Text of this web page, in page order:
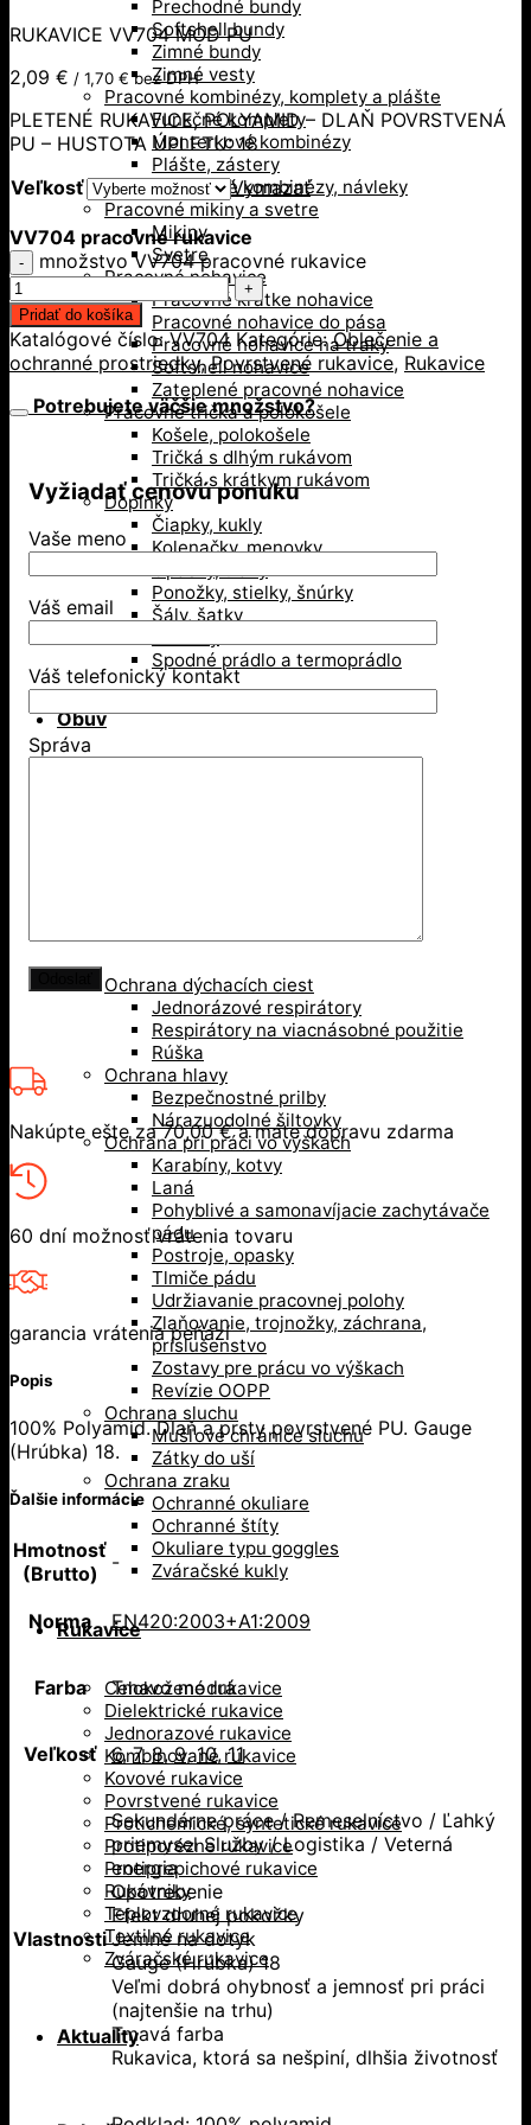
Prechodné bundy
Softshell bundy
Zimné bundy
Zimné vesty
Pracovné kombinézy, komplety a plášte
Funkčné komplety
Monterkové kombinézy
Plášte, zástery
Technické kombinézy, návleky
Pracovné mikiny a svetre
Mikiny
Svetre
Pracovné nohavice
Pracovné krátke nohavice
Pracovné nohavice do pása
Pracovné nohavice na traky
Softshell nohavice
Zateplené pracovné nohavice
Pracovné tričká a polokošele
Košele, polokošele
Tričká s dlhým rukávom
Tričká s krátkym rukávom
Doplnky
Čiapky, kukly
Kolenačky, menovky
Opasky, traky
Ponožky, stielky, šnúrky
Šály, šatky
Spodné prádlo a termoprádlo
Obuv
Ochrana dýchacích ciest
Jednorázové respirátory
Respirátory na viacnásobné použitie
Rúška
Ochrana hlavy
Bezpečnostné prilby
Nárazuodolné šiltovky
Ochrana pri práci vo výškach
Karabíny, kotvy
Laná
Pohyblivé a samonavíjacie zachytávače
pádu
Postroje, opasky
Tlmiče pádu
Udržiavanie pracovnej polohy
Zlaňovanie, trojnožky, záchrana,
príslušenstvo
Zostavy pre prácu vo výškach
Revízie OOPP
Ochrana sluchu
Mušľové chrániče sluchu
Zátky do uší
Ochrana zraku
Ochranné okuliare
Ochranné štíty
Okuliare typu goggles
Zváračské kukly
Rukavice
Celokožené rukavice
Dielektrické rukavice
Jednorazové rukavice
Kombinované rukavice
Kovové rukavice
Povrstvené rukavice
Protichemické, syntetické rukavice
Protiporézne rukavice
Protiprepichové rukavice
Rukávniky
Teplovzdorné rukavice
Textilné rukavice
Zváračské rukavice
Aktuality
RUKAVICE VV704 MOD PU
2,09 € / 1,70 €bez DPH
PLETENÉ RUKAVICE, POLYAMID – DLAŇ POVRSTVENÁ
PU – HUSTOTA ÚPLETU: 18
Veľkosť
Vymazať
VV704 pracovné rukavice
množstvo VV704 pracovné rukavice
Pridať do košíka
Katalógové číslo:VV704 Kategórie:Oblečenie a
ochranné prostriedky,Povrstvené rukavice, Rukavice
Potrebujete väčšie množstvo?
Vyžiadať cenovú ponuku
Vaše meno
Váš email
Váš telefonický kontakt
Správa
Nakúpte ešte za70,00€a máte dopravu zdarma
60 dní možnosť vrátenia tovaru
garancia vrátenia peňazí
Popis
100% Polyamid. Dlaň a prsty povrstvené PU. Gauge
(Hrúbka) 18.
Ďalšie informácie
Hmotnosť
(Brutto)
-
Norma EN420:2003+A1:2009
Farba Tmavo modrá
Veľkosť 6,7,8,9,10,11
Vlastnosti
Sekundárne práce / Remeselníctvo / Ľahký
priemysel Služby / Logistika / Veterná
energia
Opotrebenie
Efekt druhej pokožky
Jemné na dotyk
Gauge (Hrúbka) 18
Veľmi dobrá ohybnosť a jemnosť pri práci
(najtenšie na trhu)
Tmavá farba
Rukavica, ktorá sa nešpiní, dlhšia životnosť